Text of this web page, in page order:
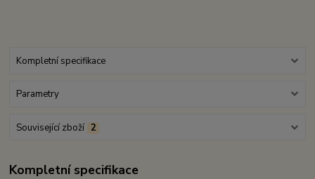
Kompletní specifikace
Parametry
Související zboží 2
Kompletní specifikace